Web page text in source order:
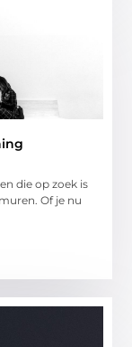
die op zoek is
Of je nu